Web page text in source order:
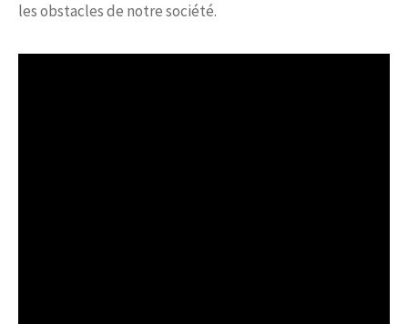
les obstacles de notre société.